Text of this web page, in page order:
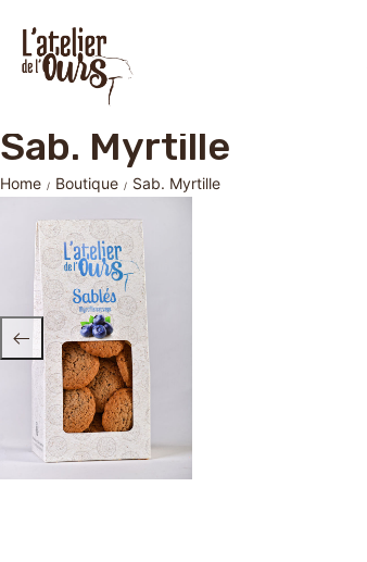
Sab. Myrtille
Home / Boutique / Sab. Myrtille